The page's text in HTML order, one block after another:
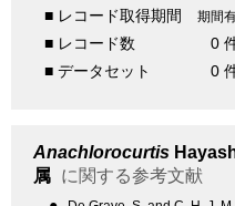
■ レコード取得期間 期間
■ レコード数
0
■ データセット
0
Anachlorocurtis
属 に関する参考文献